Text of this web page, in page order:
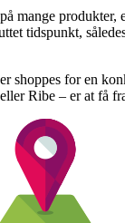
mange
tidspunkt,
shoppes for en
Ribe – er at få